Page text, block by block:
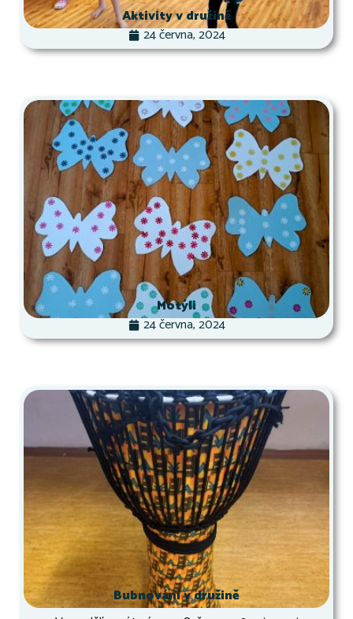
Aktivity v družině
24 června, 2024
Motýli
24 června, 2024
Bubnování v družině